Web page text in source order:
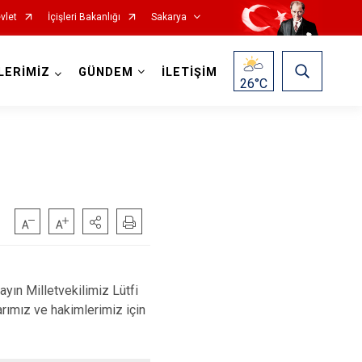
İçişleri Bakanlığı Sakarya
Söğütlü
GÜNDEM İLETİŞİM
26°C
Milletvekilimiz Lütfi
ve hakimlerimiz için